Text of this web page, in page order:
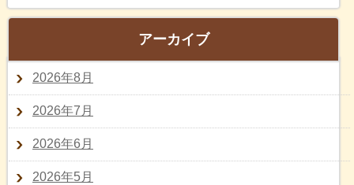
アーカイブ
2026年8月
2026年7月
2026年6月
2026年5月